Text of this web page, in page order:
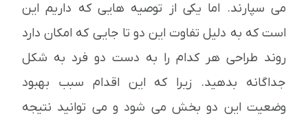
می سپارند. اما یکی از توصیه هایی که داریم این
است که به دلیل تفاوت این دو تا جایی که امکان دارد
روند طراحی هر کدام را به دست دو فرد به شکل
جداگانه بدهید. زیرا که این اقدام سبب بهبود
وضعیت این دو بخش می شود و می توانید نتیجه